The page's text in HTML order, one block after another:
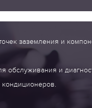
заземления и
обслуживания и